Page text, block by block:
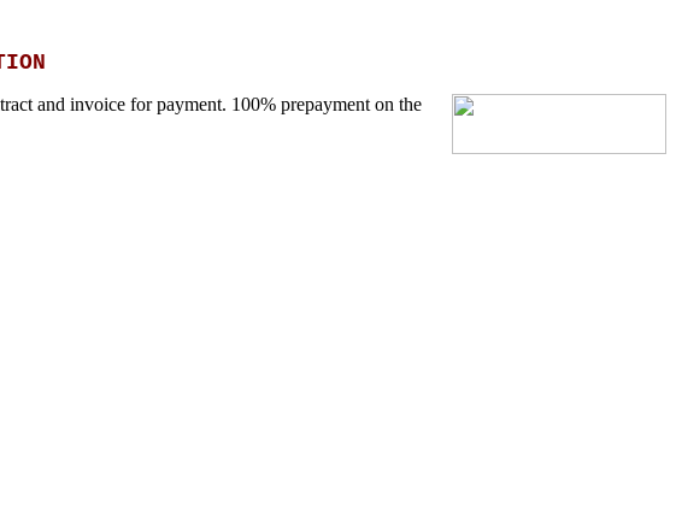
and invoice for payment. 100% prepayment on the